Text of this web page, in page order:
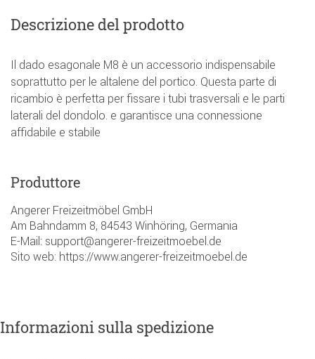
Descrizione del prodotto
Il dado esagonale M8 è un accessorio indispensabile
soprattutto per le altalene del portico. Questa parte di
ricambio è perfetta per fissare i tubi trasversali e le parti
laterali del dondolo. e garantisce una connessione
affidabile e stabile
Produttore
Angerer Freizeitmöbel GmbH
Am Bahndamm 8, 84543 Winhöring, Germania
E-Mail: support@angerer-freizeitmoebel.de
Sito web: https://www.angerer-freizeitmoebel.de
Informazioni sulla spedizione